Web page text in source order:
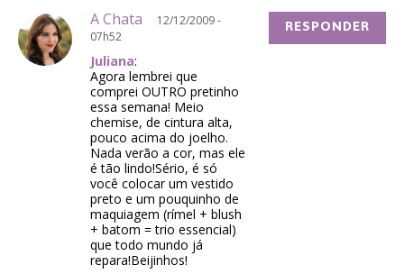
A Chata
12/12/2009 -
07h52
Juliana:
Agora lembrei que
comprei OUTRO pretinho
essa semana! Meio
chemise, de cintura alta,
pouco acima do joelho.
Nada verão a cor, mas ele
é tão lindo!Sério, é só
você colocar um vestido
preto e um pouquinho de
maquiagem (rímel + blush
+ batom = trio essencial)
que todo mundo já
repara!Beijinhos!
RESPONDER